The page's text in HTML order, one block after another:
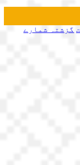
گزشتہ شمارے